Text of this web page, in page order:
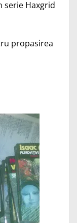
serie Haxgrid
propasirea